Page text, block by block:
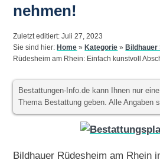
nehmen!
Zuletzt editiert: Juli 27, 2023
Sie sind hier:Home »Kategorie »Bildhauer
Rüdesheim am Rhein: Einfach kunstvoll
Bestattungen-Info.de kann Ihnen nur
Thema Bestattung geben. Alle Angaben
Bildhauer Rüdesheim am Rhein